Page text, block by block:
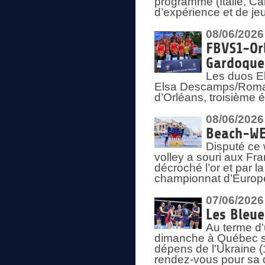
d’expérience et de
08/06/2026
FBVS1-
Les duos
Elsa Descamps/
d’Orléans, troisième
08/06/2026
Beach-
Disputé ce
volley a souri aux
décroché l’or et par
championnat
07/06/2026
Les
Au terme
dimanche à Québec
dépens de l'Ukraine
rendez-vous pour sa